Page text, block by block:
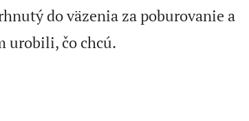
do väzenia za poburovanie a
urobili, čo chcú.